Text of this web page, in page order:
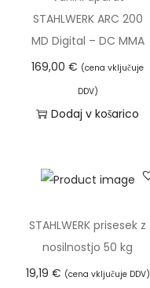
STAHLWERK ARC 200
MD Digital – DC MMA
169,00€ (cena vključuje
DDV)
Dodaj v košarico
STAHLWERK prisesek z
nosilnostjo 50 kg
19,19 € (cena vključuje DDV)